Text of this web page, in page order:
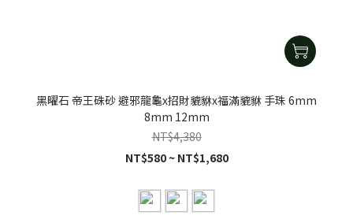
黑曜石 帝王硃砂 避邪龍龜x招財貔貅x福滿貔貅 手珠 6mm
8mm 12mm
NT$4,380
NT$580 ~ NT$1,680